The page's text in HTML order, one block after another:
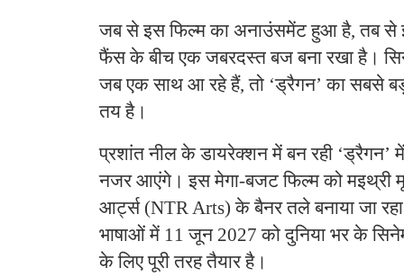
​जब से इस फिल्म का अनाउंसमेंट हुआ है, तब
फैंस के बीच एक जबरदस्त बज बना रखा है।
जब एक साथ आ रहे हैं, तो ‘ड्रैगन’ का सबसे
तय है।
​प्रशांत नील के डायरेक्शन में बन रही ‘ड्रैगन’
नजर आएंगे। इस मेगा-बजट फिल्म को मइथ्री
आर्ट्स (NTR Arts) के बैनर तले बनाया जा
भाषाओं में 11 जून 2027 को दुनिया भर के
के लिए पूरी तरह तैयार है।